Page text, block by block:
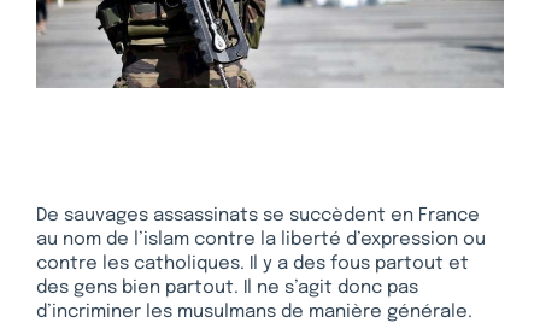
De sauvages assassinats se succèdent en France
au nom de l’islam contre la liberté d’expression ou
contre les catholiques. Il y a des fous partout et
des gens bien partout. Il ne s’agit donc pas
d’incriminer les musulmans de manière générale.